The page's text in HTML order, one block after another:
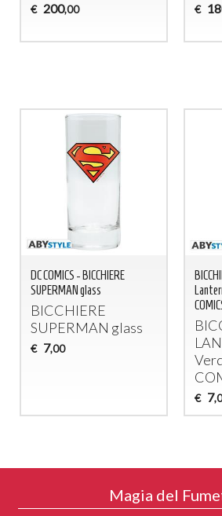
€ 200,00
€
DC COMICS - BICCHIERE
SUPERMAN glass
BICCHIERE
SUPERMAN glass
€ 7,00
€ 7
Magia del